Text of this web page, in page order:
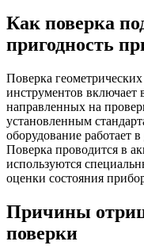
Как поверка
пригодность
Поверка
инструментов включает
направленных на
установленным
оборудование работает
Поверка проводится в
используются
оценки состояния
Причины
поверки